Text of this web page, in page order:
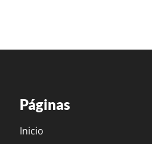
Páginas
Inicio